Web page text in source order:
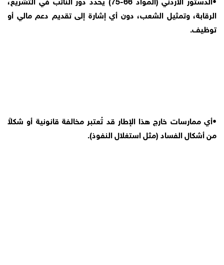
الرقابة، وتمثيل الشعب، دون أي إشارة إلى تقديم دعم مالي أو
توظيف.
•أي ممارسات خارج هذا الإطار قد تُعتبر مخالفة قانونية أو شكلاً
من أشكال الفساد (مثل استغلال النفوذ).